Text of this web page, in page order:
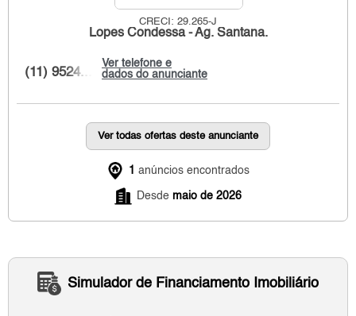
CRECI: 29.265-J
Lopes Condessa - Ag. Santana.
Ver telefone e
dados do anunciante
(11) 9524...
Ver todas ofertas deste anunciante
1 anúncios encontrados
Desde maio de 2026
Simulador de Financiamento Imobiliário